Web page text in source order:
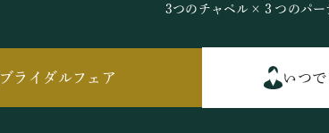
3つのチャペル×３つのパー
ブライダルフェア いつ